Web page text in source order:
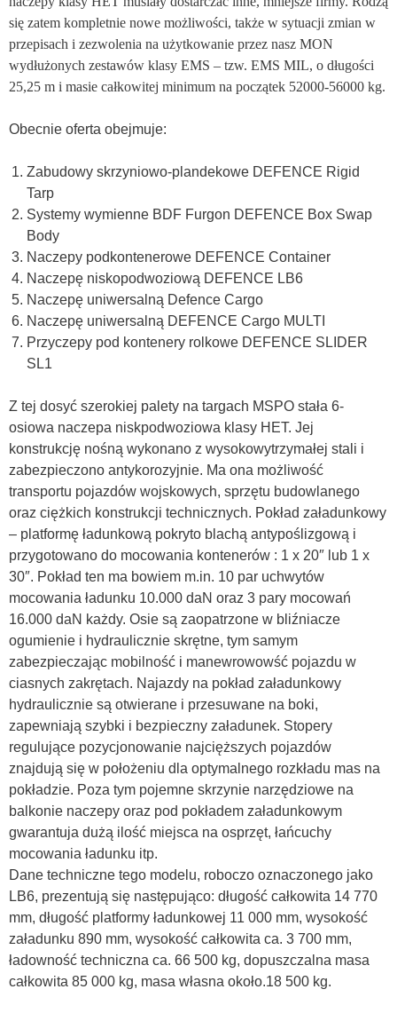
się zatem kompletnie nowe możliwości, także w sytuacji zmian w
przepisach i zezwolenia na użytkowanie przez nasz MON
wydłużonych zestawów klasy EMS – tzw. EMS MIL, o długości
25,25 m i masie całkowitej minimum na początek 52000-56000 kg.
Obecnie oferta obejmuje:
Zabudowy skrzyniowo-plandekowe DEFENCE Rigid
Tarp
Systemy wymienne BDF Furgon DEFENCE Box Swap
Body
Naczepy podkontenerowe DEFENCE Container
Naczepę niskopodwoziową DEFENCE LB6
Naczepę uniwersalną Defence Cargo
Naczepę uniwersalną DEFENCE Cargo MULTI
Przyczepy pod kontenery rolkowe DEFENCE SLIDER
SL1
Z tej dosyć szerokiej palety na targach MSPO stała 6-
osiowa naczepa niskpodwoziowa klasy HET. Jej
konstrukcję nośną wykonano z wysokowytrzymałej stali i
zabezpieczono antykorozyjnie. Ma ona możliwość
transportu pojazdów wojskowych, sprzętu budowlanego
oraz ciężkich konstrukcji technicznych. Pokład załadunkowy
– platformę ładunkową pokryto blachą antypoślizgową i
przygotowano do mocowania kontenerów : 1 x 20″ lub 1 x
30″. Pokład ten ma bowiem m.in. 10 par uchwytów
mocowania ładunku 10.000 daN oraz 3 pary mocowań
16.000 daN każdy. Osie są zaopatrzone w bliźniacze
ogumienie i hydraulicznie skrętne, tym samym
zabezpieczając mobilność i manewrowowść pojazdu w
ciasnych zakrętach. Najazdy na pokład załadunkowy
hydraulicznie są otwierane i przesuwane na boki,
zapewniają szybki i bezpieczny załadunek. Stopery
regulujące pozycjonowanie najcięższych pojazdów
znajdują się w położeniu dla optymalnego rozkładu mas na
pokładzie. Poza tym pojemne skrzynie narzędziowe na
balkonie naczepy oraz pod pokładem załadunkowym
gwarantuja dużą ilość miejsca na osprzęt, łańcuchy
mocowania ładunku itp.
Dane techniczne tego modelu, roboczo oznaczonego jako
LB6, prezentują się następująco: długość całkowita 14 770
mm, długość platformy ładunkowej 11 000 mm, wysokość
załadunku 890 mm, wysokość całkowita ca. 3 700 mm,
ładowność techniczna ca. 66 500 kg, dopuszczalna masa
całkowita 85 000 kg, masa własna około.18 500 kg.